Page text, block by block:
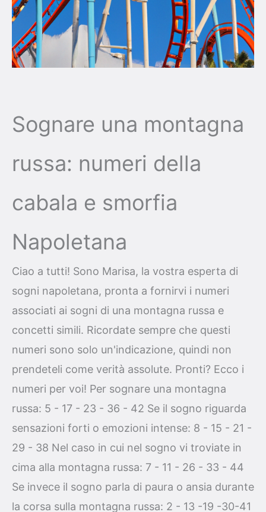
Sognare una montagna
russa: numeri della
cabala e smorfia
Napoletana
Ciao a tutti! Sono Marisa, la vostra esperta di
sogni napoletana, pronta a fornirvi i numeri
associati ai sogni di una montagna russa e
concetti simili. Ricordate sempre che questi
numeri sono solo un'indicazione, quindi non
prendeteli come verità assolute. Pronti? Ecco i
numeri per voi! Per sognare una montagna
russa: 5 - 17 - 23 - 36 - 42 Se il sogno riguarda
sensazioni forti o emozioni intense: 8 - 15 - 21 -
29 - 38 Nel caso in cui nel sogno vi troviate in
cima alla montagna russa: 7 - 11 - 26 - 33 - 44
Se invece il sogno parla di paura o ansia durante
la corsa sulla montagna russa: 2 - 13 -19 -30-41